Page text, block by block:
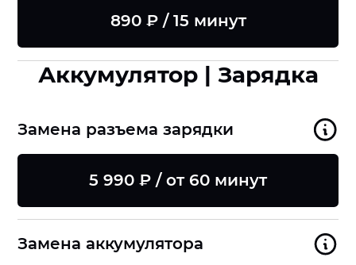
890 ₽ / 15 минут
Аккумулятор | Зарядка
Замена разъема зарядки
5 990 ₽ / от 60 минут
Замена аккумулятора